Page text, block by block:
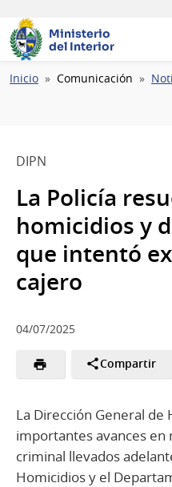
Ministerio
del Interior
Ruta
Inicio Comunicación
DIPN
La Policía
homicidios y
que intentó
cajero
04/07/2025
Compartir
La Dirección General de
importantes avances en
criminal llevados
Homicidios y el